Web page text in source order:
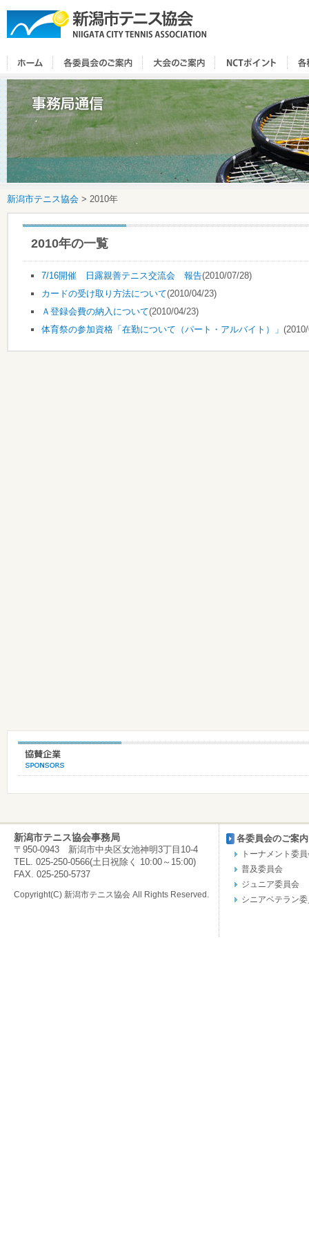
新潟市テニス協会 > 2010年
2010年の一覧
7/16開催 日露親善テニス交流会 報告(2010/07/28)
カードの受け取り方法について(2010/04/23)
Ａ登録会費の納入について(2010/04/23)
体育祭の参加資格「在勤について（パート・アルバイト）」
新潟市テニス協会事務局
〒950-0943 新潟市中央区女池神明3丁目10-4
TEL. 025-250-0566(土日祝除く 10:00～15:00)
FAX. 025-250-5737
Copyright(C) 新潟市テニス協会 All Rights Reserved.
各委員会のご案内
トーナメント委
普及委員会
ジュニア委員会
シニアベテラン